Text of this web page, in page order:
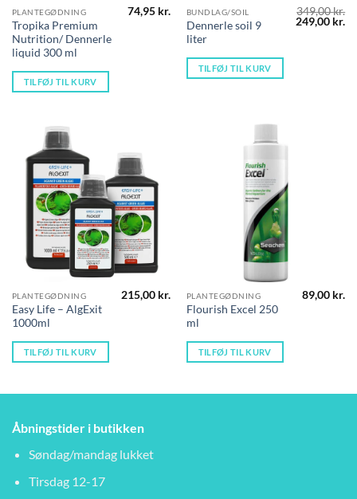
PLANTEGØDNING
Tropika Premium
Nutrition/ Dennerle
liquid 300 ml
74,95 kr.
TILFØJ TIL KURV
BUNDLAG/SOIL
Dennerle soil 9
liter
349,00kr.
Den
oprindelige
249,00 kr.
TILFØJ TIL KURV
PLANTEGØDNING
Easy Life – AlgExit
1000ml
215,00 kr.
TILFØJ TIL KURV
PLANTEGØDNING
Flourish Excel 250
ml
89,00 kr.
TILFØJ TIL KURV
Åbningstider i butikken
Søndag/mandag lukket
Tirsdag 12-17